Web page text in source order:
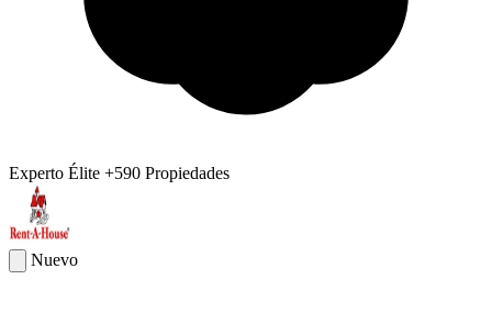
Experto Élite +590 Propiedades
Nuevo